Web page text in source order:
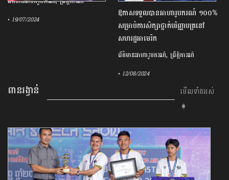
• 19/07/2024
ឱកាស​ទទួលបានអាហារូបករណ៍ ១០០%
សម្រាប់ការសិក្សាថ្នាក់បរិញ្ញាបត្រ​នៅ​
សហរដ្ឋអាមេរិក
ព័ត៌មានអាហារូបករណ៍,ព្រឹត្តិការណ៍
• 12/08/2024
ពានរង្វាន់
មើលទាំងអស់
➧